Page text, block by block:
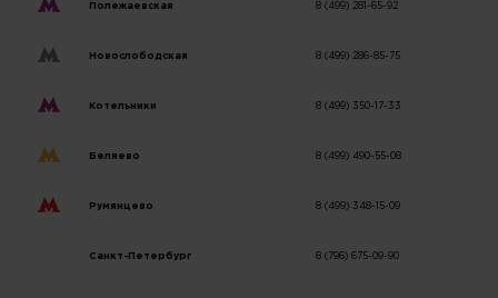
Полежаевская 8 (499) 281-65-92
Новослободская 8 (499) 286-85-75
Котельники 8 (499) 350-17-33
Беляево 8 (499) 490-55-08
Румянцево 8 (499) 348-15-09
Санкт-Петербург 8 (796) 675-09-90